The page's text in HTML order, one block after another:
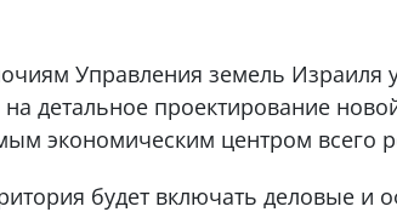
Управления земель Израиля
детальное проектирование
экономическим центром всего
будет включать деловые и